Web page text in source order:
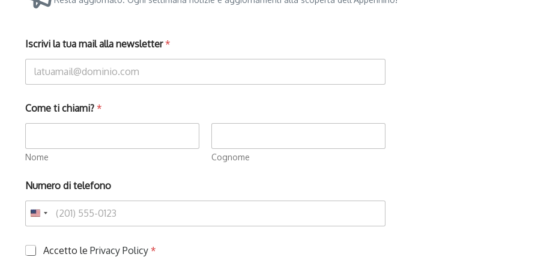
Iscrivi la tua mail alla newsletter*
Come ti chiami? *
Nome Cognome
Numero di telefono
P
Accetto le Privacy Policy *